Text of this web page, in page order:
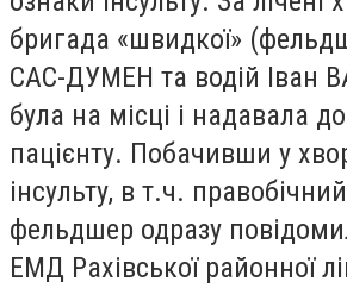
бригада «швидкої»
САС-ДУМЕН та водій Іван
була на місці і надавала
пацієнту. Побачивши у
інсульту, в т.ч.
фельдшер одразу
ЕМД Рахівської районної